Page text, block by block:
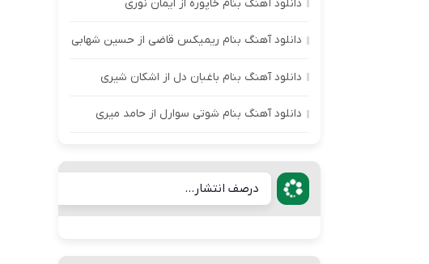
دانلود آهنگ بنام خاپوره از ایمان نوری
دانلود آهنگ بنام ریمیکس قاضی از حسین شهابی
دانلود آهنگ بنام باغبان دل از اشکان شیری
دانلود آهنگ بنام شوتی سوارل از حامد میری
درصف انتشار...